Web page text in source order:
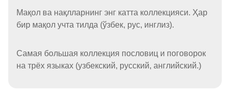
Мақол ва нақлларнинг энг катта коллекцияси. Ҳар
бир мақол учта тилда (ўзбек, рус, инглиз).
Самая большая коллекция пословиц и поговорок
на трёх языках (узбекский, русский, английский.)